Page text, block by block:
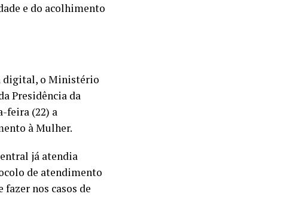
e do acolhimento
digital, o Ministério
Presidência da
feira (22) a
à Mulher.
já atendia
de atendimento
nos casos de